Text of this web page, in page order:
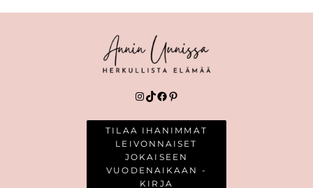
Instagram
TikTok
Facebook
Pinterest
TILAA IHANIMMAT
LEIVONNAISET
JOKAISEEN
VUODENAIKAAN -
KIRJA